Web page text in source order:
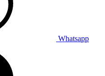
Whatsapp